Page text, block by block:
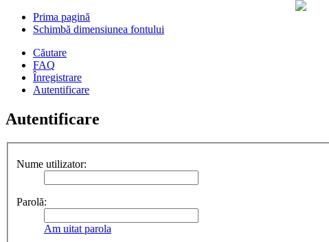
Prima pagină
Schimbă dimensiunea fontului
Căutare
FAQ
Înregistrare
Autentificare
Autentificare
Nume utilizator:
Parolă:
Am uitat parola